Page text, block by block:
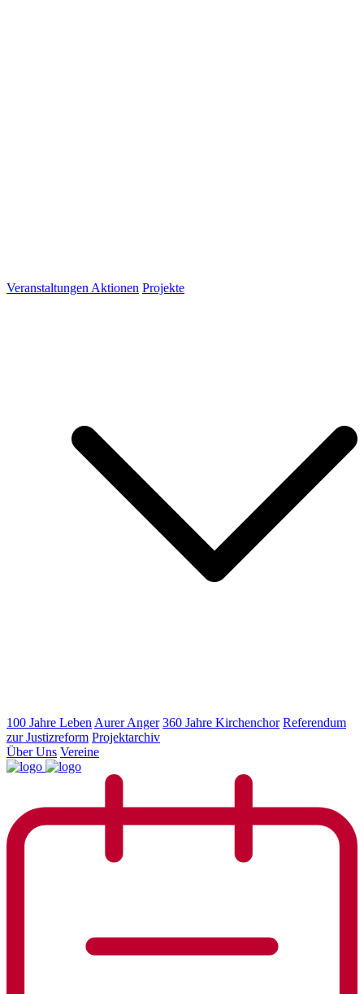
Veranstaltungen Aktionen Projekte
100 Jahre Leben Aurer Anger 360 Jahre Kirchenchor Referendum
zur Justizreform Projektarchiv
Über Uns Vereine